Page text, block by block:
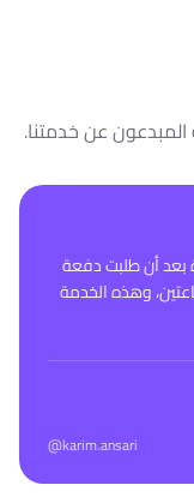
المبدعون عن خدمتنا.
أن طلبت دفعة
وهذه الخدمة
@karim.ansari